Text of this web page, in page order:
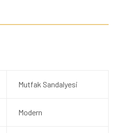
Mutfak Sandalyesi
Modern